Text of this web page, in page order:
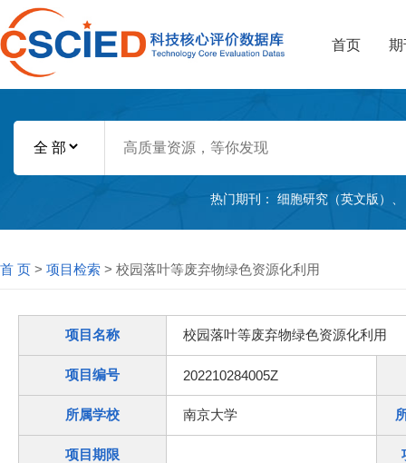
首页 期
热门期刊： 细胞研究（英文版）
首 页 > 项目检索 > 校园落叶等废弃物绿色资源化利用
项目名称 校园落叶等废弃物绿色资源化利用
项目编号 202210284005Z
所属学校 南京大学
项目期限